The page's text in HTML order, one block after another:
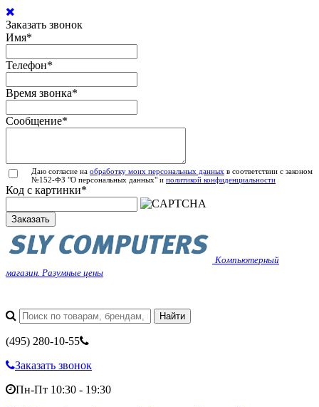
Заказать звонок
Имя*
Телефон*
Время звонка*
Сообщение*
Даю согласие на обработку моих персональных данных в соответствии с законом
№152-ФЗ "О персональных данных" и политикой конфиденциальности
Код с картинки*
Заказать
Компьютерный
магазин. Разумные цены
(495) 280-10-55
Заказать звонок
Пн-Пт 10:30 - 19:30